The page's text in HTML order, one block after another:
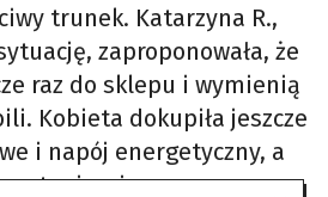
trunek. Katarzyna R.,
zaproponowała, że
raz do sklepu i wymienią
Kobieta dokupiła jeszcze
i napój energetyczny, a
– tanie wino owocowe.